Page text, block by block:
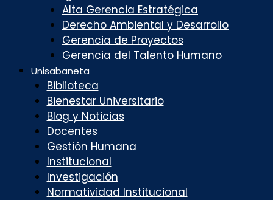
Alta Gerencia Estratégica
Derecho Ambiental y Desarrollo
Gerencia de Proyectos
Gerencia del Talento Humano
Unisabaneta
Biblioteca
Bienestar Universitario
Blog y Noticias
Docentes
Gestión Humana
Institucional
Investigación
Normatividad Institucional